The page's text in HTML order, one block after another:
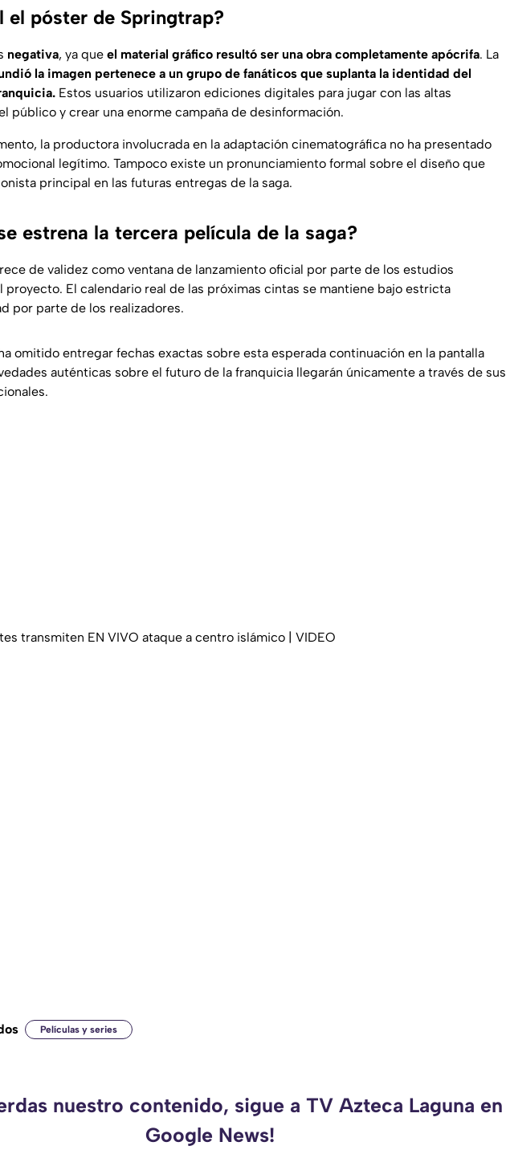
el póster de Springtrap?
negativa, ya que el material gráfico resultó ser una obra completamente apócrifa. La
la imagen pertenece a un grupo de fanáticos que suplanta la identidad del
Estos usuarios utilizaron ediciones digitales para jugar con las altas
público y crear una enorme campaña de desinformación.
la productora involucrada en la adaptación cinematográfica no ha presentado
legítimo. Tampoco existe un pronunciamiento formal sobre el diseño que
principal en las futuras entregas de la saga.
estrena la tercera película de la saga?
de validez como ventana de lanzamiento oficial por parte de los estudios
proyecto. El calendario real de las próximas cintas se mantiene bajo estricta
por parte de los realizadores.
omitido entregar fechas exactas sobre esta esperada continuación en la pantalla
auténticas sobre el futuro de la franquicia llegarán únicamente a través de sus
transmiten EN VIVO ataque a centro islámico | VIDEO
Películas y series
nuestro contenido, sigue a TV Azteca Laguna en
Google News!